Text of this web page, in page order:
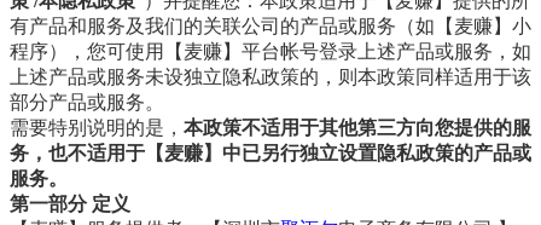
有产品和服务及我们的关联公司的产品或服务（如【麦赚】小
程序），您可使用【麦赚】平台帐号登录上述产品或服务，如
上述产品或服务未设独立隐私政策的，则本政策同样适用于该
部分产品或服务。
需要特别说明的是， 本政策不适用于其他第三方向您提供的服
务，也不适用于【麦赚】中已另行独立设置隐私政策的产品或
服务。
第一部分 定义